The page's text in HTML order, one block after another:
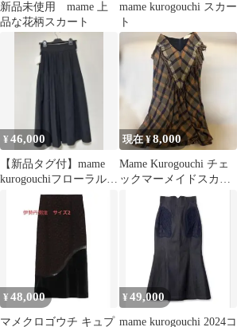
新品未使用 mame 上
品な花柄スカート
mame kurogouchi スカー
ト
¥46,000
【新品タグ付】mame
kurogouchiフローラルジ
ャカードプリーツスカ
現在 ¥8,000
Mame Kurogouchi チェ
ックマーメイドスカー
¥ 48,000
マメクロゴウチ キュプ
¥ 49,000
mame kurogouchi 2024コ